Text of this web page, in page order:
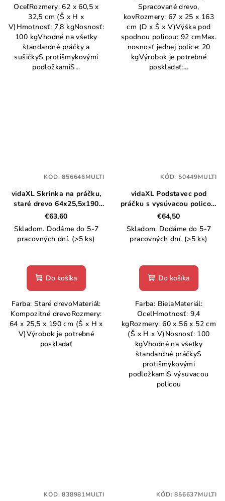
OceľRozmery: 62 x 60,5 x
32,5 cm (Š x H x
V)Hmotnosť: 7,8 kgNosnosť:
100 kgVhodné na všetky
štandardné práčky a
sušičkyS protišmykovými
podložkamiS...
Spracované drevo,
kovRozmery: 67 x 25 x 163
cm (D x Š x V)Výška pod
spodnou policou: 92 cmMax.
nosnosť jednej police: 20
kgVýrobok je potrebné
poskladať:...
vidaXL Skrinka na práčku,
staré drevo 64x25,5x190
cm
€63,60
Skladom. Dodáme do 5-7
pracovných dní. (>5 ks)
Do košíka
Farba: Staré drevoMateriál:
Kompozitné drevoRozmery:
64 x 25,5 x 190 cm (Š x H x
V)Výrobok je potrebné
poskladať
KÓD:856646MULTI
vidaXL Podstavec pod
práčku s vysúvacou policou,
biely
€64,50
Skladom. Dodáme do 5-7
pracovných dní. (>5 ks)
Do košíka
Farba: BielaMateriál:
OceľHmotnosť: 9,4
kgRozmery: 60 x 56 x 52 cm
(Š x H x V)Nosnosť: 100
kgVhodné na všetky
štandardné práčkyS
protišmykovými
podložkamiS výsuvacou
policou
KÓD: 50449MULTI
KÓD:838981MULTI KÓD:856637MULTI